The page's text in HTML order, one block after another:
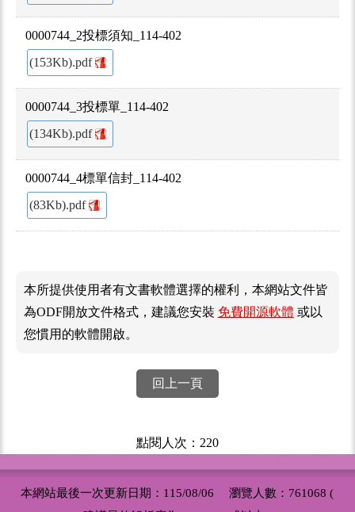
0000744_2投標須知_114-402
(153Kb).pdf
0000744_3投標單_114-402
(134Kb).pdf
0000744_4標單信封_114-402
(83Kb).pdf
本所提供使用者有文書軟體選擇的權利，本網站文件皆
為ODF開放文件格式，建議您安裝 免費開源軟體 或以
您慣用的軟體開啟。
回上一頁
點閱人次：220
本網站最後一次更新日期：115/08/06 瀏覽人數：761068 (